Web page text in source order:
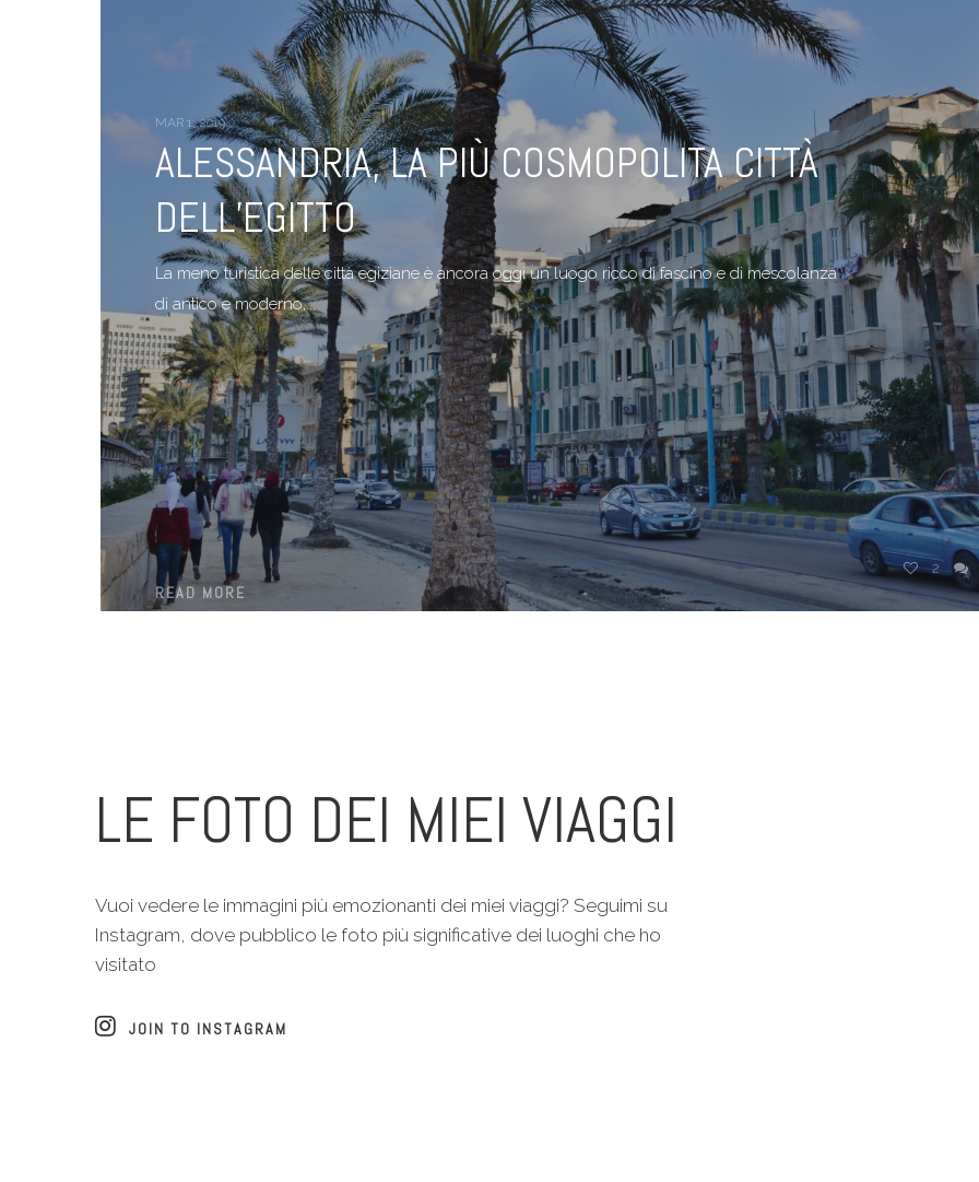
MAR 1, 2019
ALESSANDRIA, LA PIÙ COSMOPOLITA CITTÀ
DELL’EGITTO
La meno turistica delle città egiziane è ancora oggi un luogo ricco di fascino e di mescolanza
di antico e moderno,...
READ MORE
2
LE FOTO DEI MIEI VIAGGI
Vuoi vedere le immagini più emozionanti dei miei viaggi? Seguimi su
Instagram, dove pubblico le foto più significative dei luoghi che ho
visitato
JOIN TO INSTAGRAM